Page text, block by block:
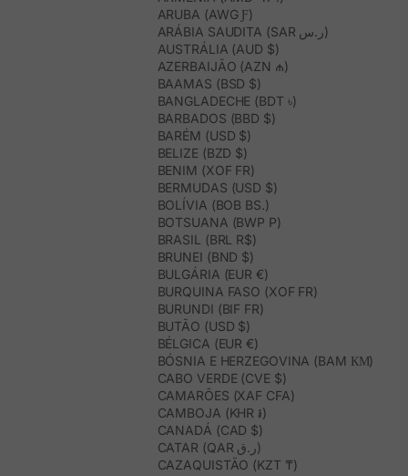
ARUBA (AWG Ƒ)
ARÁBIA SAUDITA (SAR ر.س)
AUSTRÁLIA (AUD $)
AZERBAIJÃO (AZN ₼)
BAAMAS (BSD $)
BANGLADECHE (BDT ৳)
BARBADOS (BBD $)
BARÉM (USD $)
BELIZE (BZD $)
BENIM (XOF FR)
BERMUDAS (USD $)
BOLÍVIA (BOB BS.)
BOTSUANA (BWP P)
BRASIL (BRL R$)
BRUNEI (BND $)
BULGÁRIA (EUR €)
BURQUINA FASO (XOF FR)
BURUNDI (BIF FR)
BUTÃO (USD $)
BÉLGICA (EUR €)
BÓSNIA E HERZEGOVINA (BAM КМ)
CABO VERDE (CVE $)
CAMARÕES (XAF CFA)
CAMBOJA (KHR ៛)
CANADÁ (CAD $)
CATAR (QAR ر.ق)
CAZAQUISTÃO (KZT ₸)